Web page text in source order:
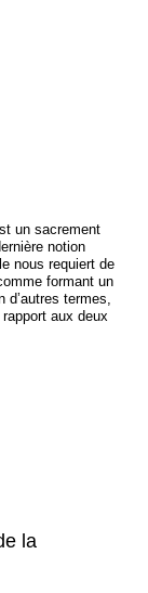
un sacrement
notion
nous requiert de
formant un
termes,
aux deux
la